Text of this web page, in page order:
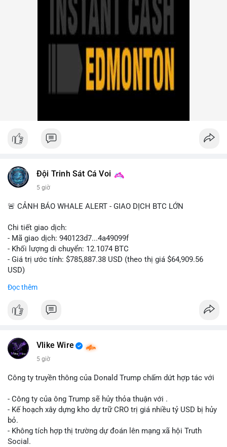
nhiều tỷ USD, khiến CRO giảm mạnh.
- Tổ chức & Công nghệ: Bybit khởi kiện Triều Tiên và Lazarus
Group vụ hack 1,5 tỷ USD, đã nhận lệnh đóng băng tài sản.
Circle mở rộng USDC lên OKX qua X Layer. BitGo IPO thành
công ở mức 18 USD/cổ phiếu, định giá 2 tỷ USD.
Nhà đầu tư nên theo dõi sát dòng tiền cá voi khi xuất hiện
nhiều giao dịch lớn (từ 4 BTC đến 210 BTC) trong ngày, ưu tiên
Xem chi tiết các bài viết đầy đủ tại dòng thời gian của Vlike.vn!
#ofacsanctions
Đội Trinh Sát Cá Voi
5 giờ
🚨 CẢNH BÁO WHALE ALERT - GIAO DỊCH BTC LỚN
Chi tiết giao dịch:
- Mã giao dịch: 940123d7...4a49099f
- Khối lượng di chuyển: 12.1074 BTC
- Giá trị ước tính: $785,887.38 USD (theo thị giá $64,909.56
USD)
Khối lượng 12.1 BTC tương đương gần 786 nghìn USD được di
Động thái này có thể là bước chuẩn bị thanh khoản để bán ra,
hoặc tái phân bổ tài sản giữa các ví nóng nhằm tối ưu phí giao
thấy cá voi đang thăm dò thanh khoản thị trường trước khi có
Lời khuyên cho nhà đầu tư nhỏ lẻ: Theo dõi xác nhận giao dịch
và dòng tiền tiếp theo từ ví nguồn. Khối lượng này chưa đủ tạo
áp lực bán mạnh, nhưng nếu xuất hiện thêm 2-3 giao dịch
tương tự trong 24 giờ tới, khả năng cao là sóng điều chỉnh
Đọc thêm
Vlike Wire
5 giờ
Công ty truyền thông của Donald Trump chấm dứt hợp tác với
- Công ty của ông Trump sẽ hủy thỏa thuận với .
- Kế hoạch xây dựng kho dự trữ CRO trị giá nhiều tỷ USD bị hủy
bỏ.
- Không tích hợp thị trường dự đoán lên mạng xã hội Truth
Social.